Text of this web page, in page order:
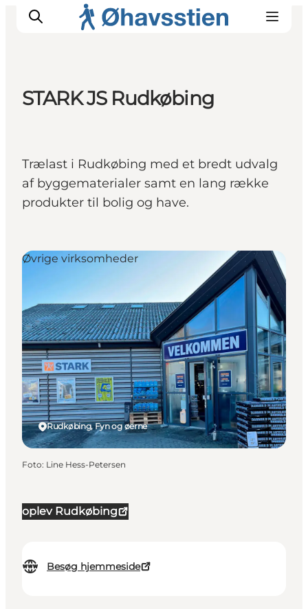
Planlægning
STARK JS Rudkøbing
Trælast i Rudkøbing med et bredt udvalg
af byggematerialer samt en lang række
produkter til bolig og have.
oplev Rudkøbing
Besøg hjemmeside
Rudkøbing, Fyn og øerne
Øvrige virksomheder
Foto: Line Hess-Petersen